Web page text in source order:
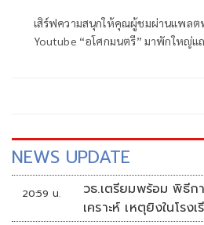
เสิร์ฟความสนุกให้คุณผู้ชมผ่านแพลต
Youtube “อโศกมนตรี” มาพักใหญ่
NEWS UPDATE
20:59 น.
วธ.เตรียมพร้อม พิธีก
เคราะห์ เหตุยิงในโรงเ